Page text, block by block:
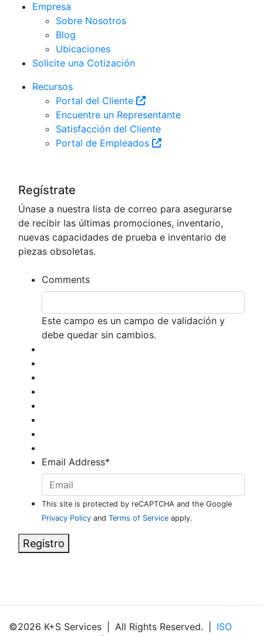
Empresa
Sobre Nosotros
Blog
Ubicaciones
Solicite una Cotización
Recursos
Portal del Cliente
Encuentre un Representante
Satisfacción del Cliente
Portal de Empleados
Regístrate
Únase a nuestra lista de correo para asegurarse
de recibir las últimas promociones, inventario,
nuevas capacidades de prueba e inventario de
piezas obsoletas.
Comments
Este campo es un campo de validación y
debe quedar sin cambios.
Email Address*
This site is protected by reCAPTCHA and the Google
Privacy Policy and Terms of Service apply.
Registro
©2026 K+S Services All Rights Reserved.
ISO